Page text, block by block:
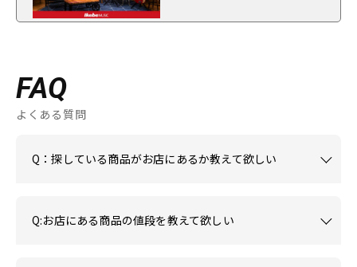
FAQ
よくある質問
Q：探している商品がお店にあるか教えて欲しい
Q:お店にある商品の値段を教えて欲しい